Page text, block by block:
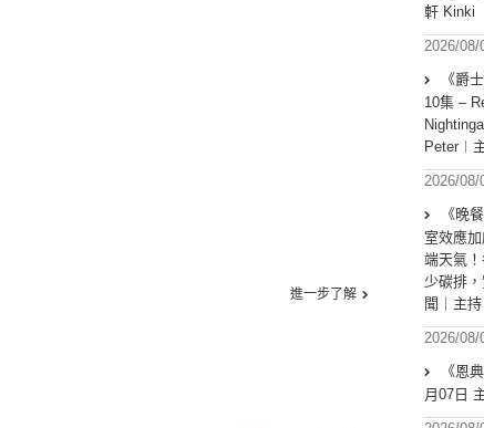
進一步了解
軒 Kinki
2026/08/
《爵
10集 –
Peter︱
2026/08/
《晚
室效應
端天氣
少碳排
聞｜主
2026/08/
《恩
月07日